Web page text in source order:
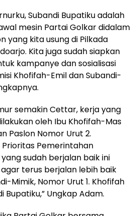
Subandi Bupatiku adalah
mesin Partai Golkar didalam
yang kita usung di Pilkada
Kita juga sudah siapkan
kampanye dan sosialisasi
Khofifah-Emil dan Subandi-
semakin Cettar, kerja yang
oleh Ibu Khofifah-Mas
Paslon Nomor Urut 2.
Pemerintahan
sudah berjalan baik ini
terus berjalan lebih baik
Mimik, Nomor Urut 1. Khofifah
Bupatiku,” Ungkap Adam.